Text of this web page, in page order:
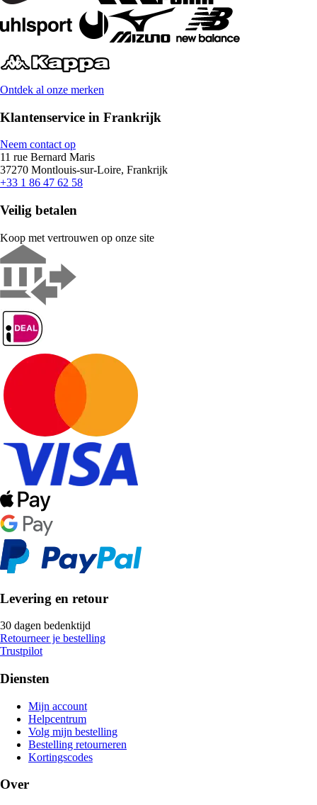
Ontdek al onze merken
Klantenservice in Frankrijk
Neem contact op
11 rue Bernard Maris
37270 Montlouis-sur-Loire, Frankrijk
+33 1 86 47 62 58
Veilig betalen
Koop met vertrouwen op onze site
Levering en retour
30 dagen bedenktijd
Retourneer je bestelling
Trustpilot
Diensten
Mijn account
Helpcentrum
Volg mijn bestelling
Bestelling retourneren
Kortingscodes
Over